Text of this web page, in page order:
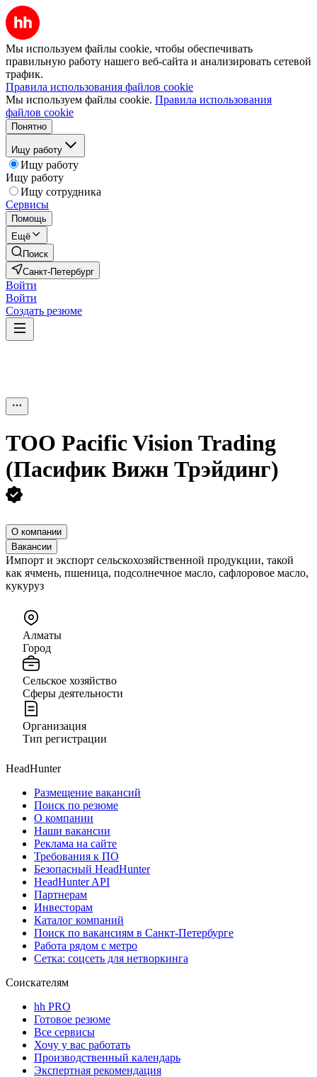
Мы используем файлы cookie, чтобы обеспечивать
правильную работу нашего веб-сайта и анализировать сетевой
трафик.
Правила использования файлов cookie
Мы используем файлы cookie. Правила использования
файлов cookie
Понятно
Ищу работу
Ищу работу
Ищу работу
Ищу сотрудника
Сервисы
Помощь
Ещё
Поиск
Санкт-Петербург
Войти
Войти
Создать резюме
ТОО Pacific Vision Trading
(Пасифик Вижн Трэйдинг)
О компании
Вакансии
Импорт и экспорт сельскохозяйственной продукции, такой
как ячмень, пшеница, подсолнечное масло, сафлоровое масло,
кукуруз
Алматы
Город
Сельское хозяйство
Сферы деятельности
Организация
Тип регистрации
HeadHunter
Размещение вакансий
Поиск по резюме
О компании
Наши вакансии
Реклама на сайте
Требования к ПО
Безопасный HeadHunter
HeadHunter API
Партнерам
Инвесторам
Каталог компаний
Поиск по вакансиям в Санкт-Петербурге
Работа рядом с метро
Сетка: соцсеть для нетворкинга
Соискателям
hh PRO
Готовое резюме
Все сервисы
Хочу у вас работать
Производственный календарь
Экспертная рекомендация